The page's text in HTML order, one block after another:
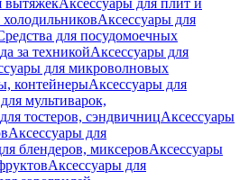
вытяжекАксессуары для плит и
Аксессуары для
для посудомоечных
за техникойАксессуары для
для микроволновых
контейнерыАксессуары для
мультиварок,
тостеров, сэндвичницАксессуары
Аксессуары для
блендеров, миксеровАксессуары
Аксессуары для